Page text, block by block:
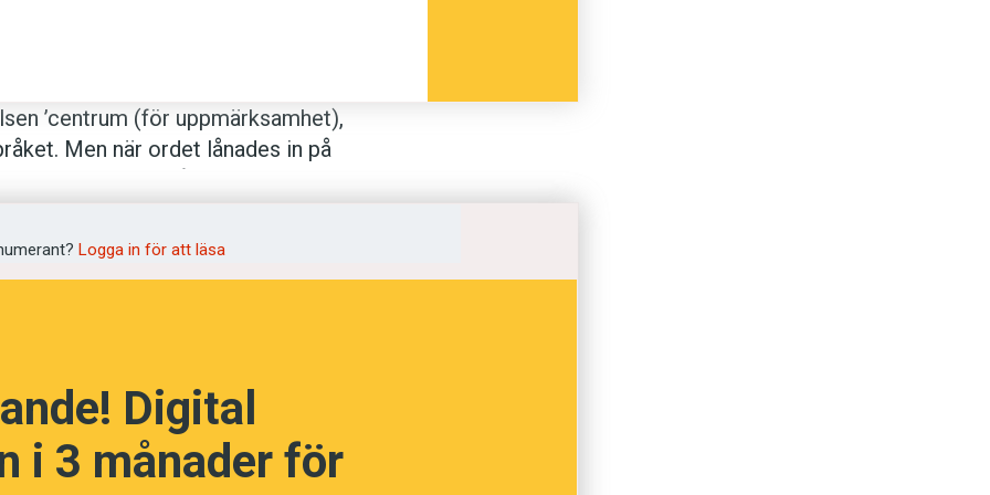
’centrum (för uppmärksamhet),
Men när ordet lånades in på
sig på något’. Som optisk
talet.
franskans
Foajén var till en början ett rum där
senare fick också teaterpubliken
Logga in för att läsa
Digital
i 3 månader för